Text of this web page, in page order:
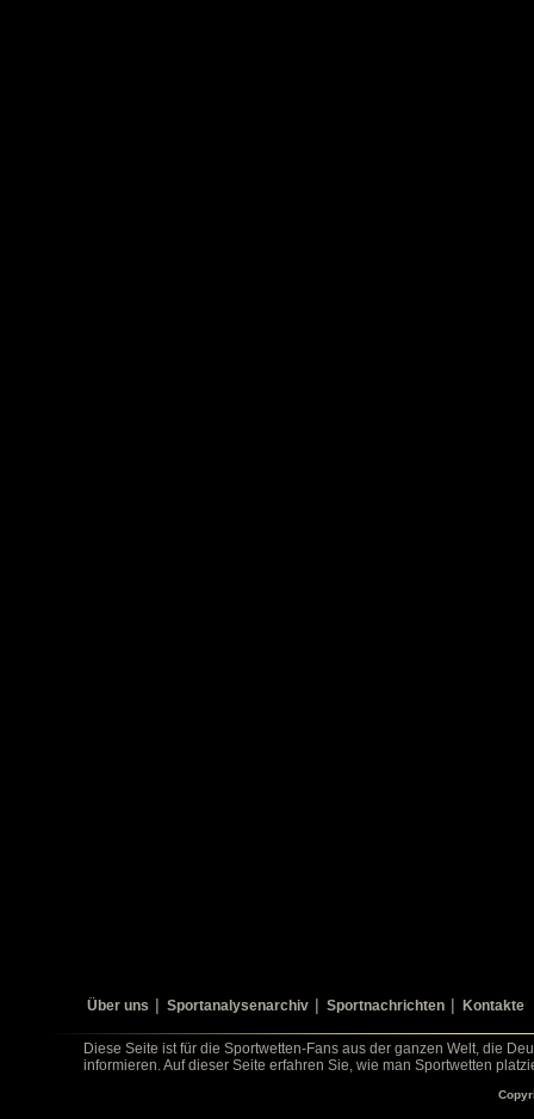
Über uns Sportanalysenarchiv Sportnachrichten Kontakte
Diese Seite ist für die Sportwetten-Fans aus der ganzen Welt, die
informieren. Auf dieser Seite erfahren Sie, wie man Sportwetten